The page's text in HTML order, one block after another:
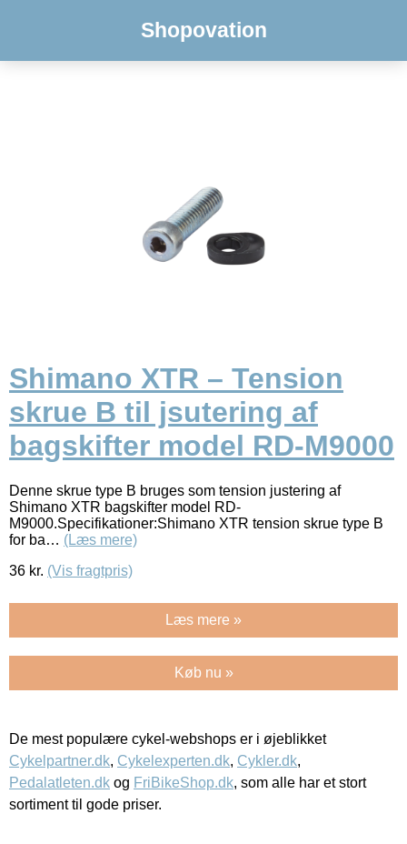
Shopovation
Shimano XTR – Tension
skrue B til jsutering af
bagskifter model RD-M9000
Denne skrue type B bruges som tension justering af
Shimano XTR bagskifter model RD-
M9000.Specifikationer:Shimano XTR tension skrue type B
for ba… (Læs mere)
36 kr. (Vis fragtpris)
Læs mere »
Køb nu »
De mest populære cykel-webshops er i øjeblikket
Cykelpartner.dk, Cykelexperten.dk, Cykler.dk,
Pedalatleten.dk og FriBikeShop.dk, som alle har et stort
sortiment til gode priser.